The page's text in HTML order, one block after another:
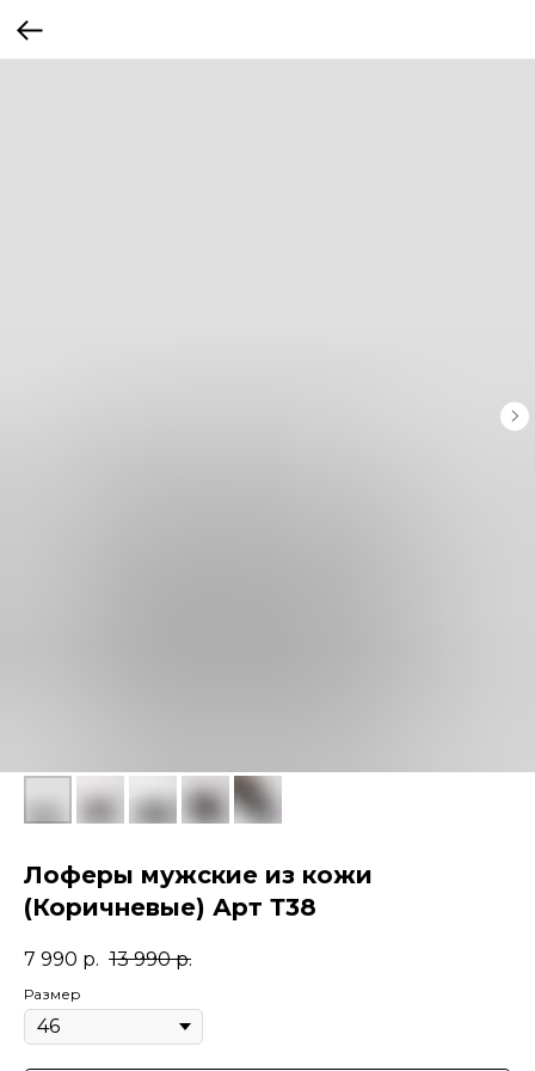
Лоферы мужские из кожи
(Коричневые) Арт Т38
7 990 р. 13 990 р.
Размер